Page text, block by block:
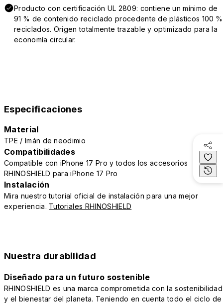
Producto con certificación UL 2809: contiene un mínimo de
91 % de contenido reciclado procedente de plásticos 100 %
reciclados. Origen totalmente trazable y optimizado para la
economía circular.
Especificaciones
Material
TPE / Imán de neodimio
Compatibilidades
Compatible con iPhone 17 Pro y todos los accesorios
RHINOSHIELD para iPhone 17 Pro
Instalación
Mira nuestro tutorial oficial de instalación para una mejor
experiencia. Tutoriales RHINOSHIELD
Nuestra durabilidad
Diseñado para un futuro sostenible
RHINOSHIELD es una marca comprometida con la sostenibilidad
y el bienestar del planeta. Teniendo en cuenta todo el ciclo de